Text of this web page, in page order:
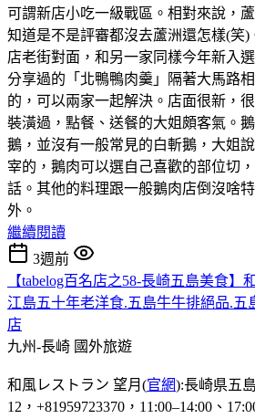
可謂新店小吃一級戰區。相對來說，
知道是不是評審都沒去蘆洲還怎樣(笑
店老街對面，和另一家同樣今年新入
分享過的「北鴨鴨肉羹」隔著大馬路
的，可以兩家一起解決。店面很新，
裝潢過，點餐、送餐的大姐頗客氣。
鵝，並沒有一般常見的白斬鵝，大姐
宰的，鵝肉可以選自己喜歡的部位切
話。其他的料理跟一般鵝肉店倒沒啥
外。
繼續閱讀
3週前
【tabelog百名店之58-長崎五島美食】
江島五十年老洋食.五島牛牛排絕品.五
店
九州-長崎 國外旅遊
和風レストラン 望月(官網):長崎県五
12，+81959723370，11:00–14:00、